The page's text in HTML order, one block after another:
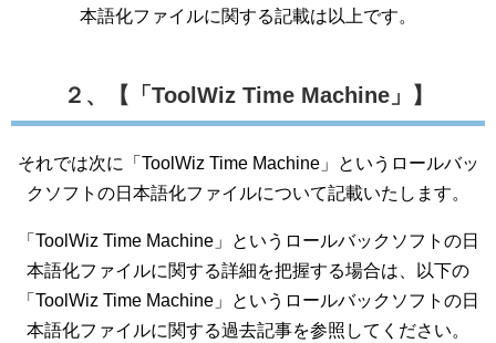
本語化ファイルに関する記載は以上です。
２、【「ToolWiz Time Machine」】
それでは次に「ToolWiz Time Machine」というロールバッ
クソフトの日本語化ファイルについて記載いたします。
「ToolWiz Time Machine」というロールバックソフトの日
本語化ファイルに関する詳細を把握する場合は、以下の
「ToolWiz Time Machine」というロールバックソフトの日
本語化ファイルに関する過去記事を参照してください。